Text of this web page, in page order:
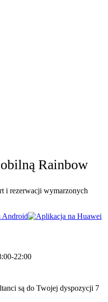
Rainbow
i rezerwacji wymarzonych
22:00
są do Twojej dyspozycji 7